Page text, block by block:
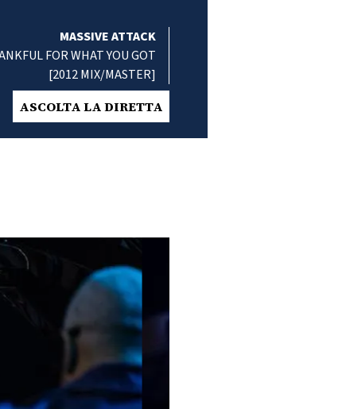
MASSIVE ATTACK
FOR WHAT YOU GOT
[2012 MIX/MASTER]
ASCOLTA LA DIRETTA